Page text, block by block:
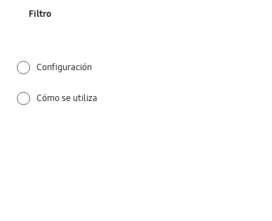
Filtro
Configuración
Cómo se utiliza